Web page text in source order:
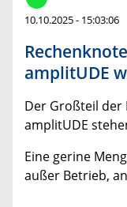
10.10.2025 - 15:03:06
amplitUDE
Der Großteil der
amplitUDE
Eine gerine
außer Betrieb,